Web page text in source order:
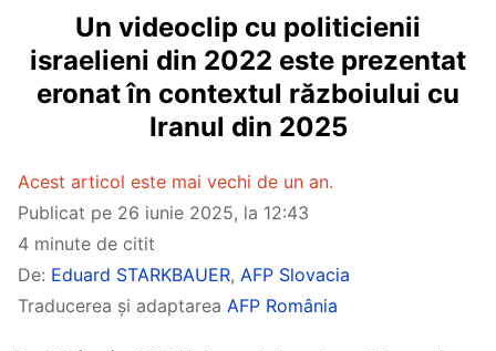
Un videoclip cu politicienii
israelieni din 2022 este prezentat
eronat în contextul războiului cu
Iranul din 2025
Acest articol este mai vechi de un an.
Publicat pe 26 iunie 2025, la 12:43
4 minute de citit
De: Eduard STARKBAUER, AFP Slovacia
Traducerea și adaptarea AFP România